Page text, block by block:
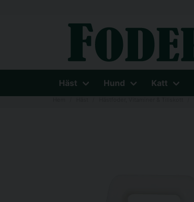
Häst Hund Katt